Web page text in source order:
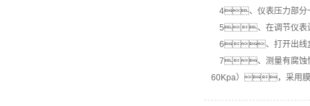
4、仪表压力部分
5、在调节仪表设
6、打开出线盒
7、测量有腐蚀
60Kpa），采用膜